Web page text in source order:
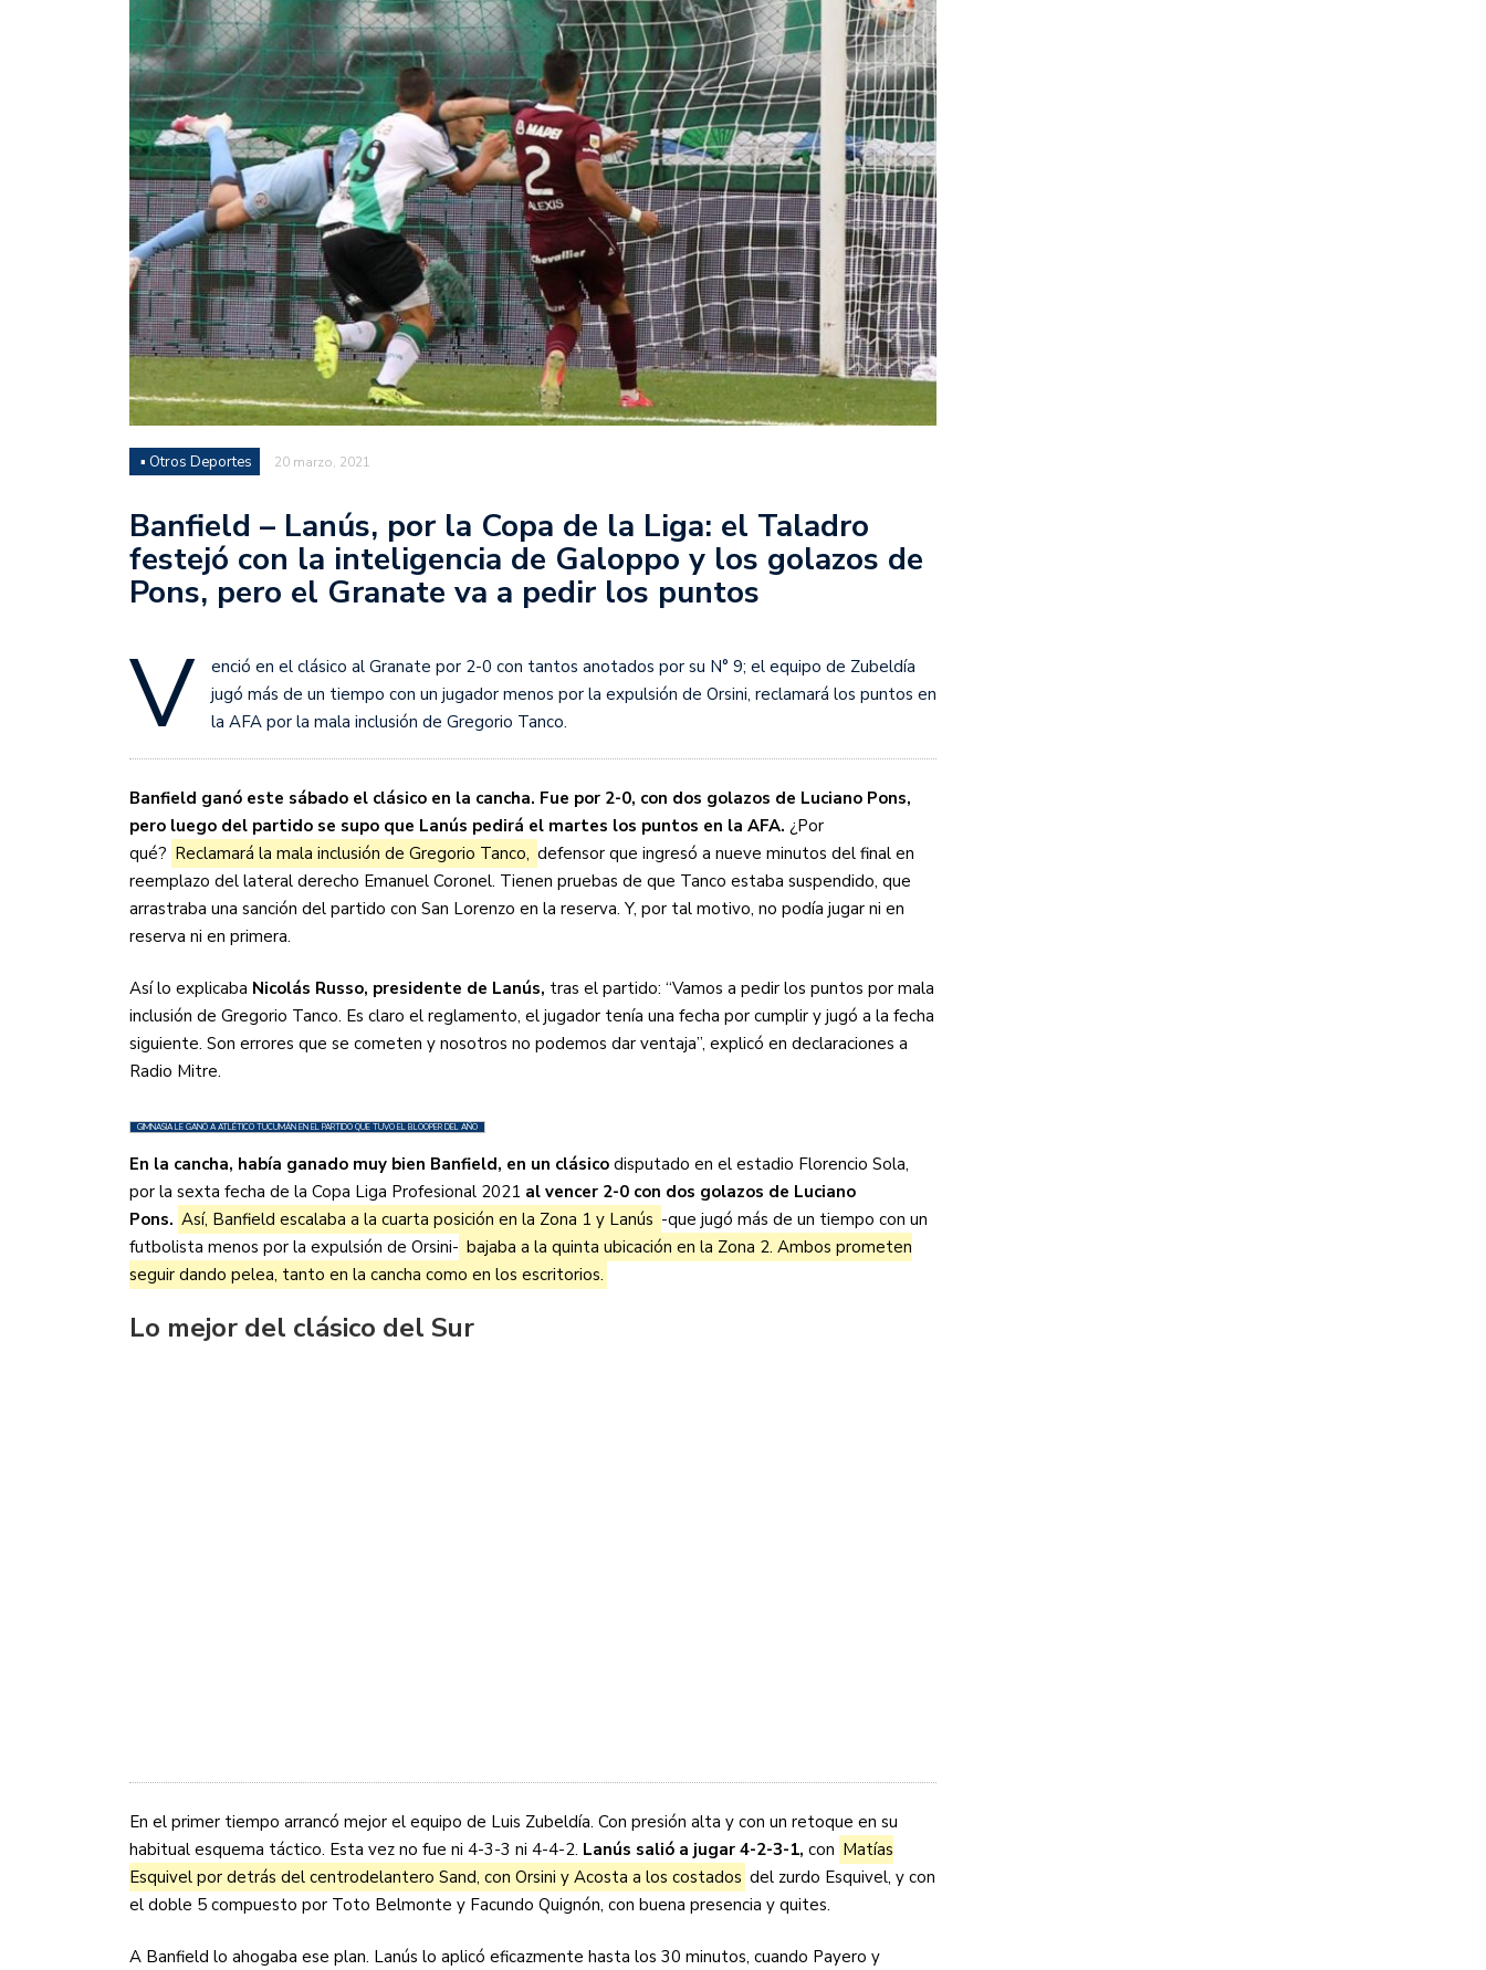
en la historia grande del club”
Nicolás Otamendi regresa al fútbol argentino después de 16 años: del orgullo
de Vélez a la pasión por River
Boca ganó con lo justo ante O’Higgins gracias a la jerarquía de Paredes: una
diferencia y un juego que no dan paz para ir a Rancagua
El Nacional de Clubes A llega a Córdoba con el histórico regreso de Diego
Simonet
Lista de la selección femenina de Argentina para la Copa Mundial de Hockey FIH
2026
Lista de la selección masculina de Argentina para la Copa Mundial de Hockey
FIH 2026
Sudamericana
Empieza el Clausura: las diez cosas que tenés que saber
▪ Otros Deportes 20 marzo, 2021
Banfield – Lanús, por la Copa de la Liga: el Taladro
festejó con la inteligencia de Galoppo y los golazos de
Pons, pero el Granate va a pedir los puntos
V
enció en el clásico al Granate por 2-0 con tantos anotados por su N° 9; el equipo de Zubeldía
jugó más de un tiempo con un jugador menos por la expulsión de Orsini, reclamará los puntos en
la AFA por la mala inclusión de Gregorio Tanco.
Banfield ganó este sábado el clásico en la cancha. Fue por 2-0, con dos golazos de Luciano Pons,
pero luego del partido se supo que Lanús pedirá el martes los puntos en la AFA. ¿Por
qué? Reclamará la mala inclusión de Gregorio Tanco, defensor que ingresó a nueve minutos del final en
reemplazo del lateral derecho Emanuel Coronel. Tienen pruebas de que Tanco estaba suspendido, que
arrastraba una sanción del partido con San Lorenzo en la reserva. Y, por tal motivo, no podía jugar ni en
reserva ni en primera.
Así lo explicaba Nicolás Russo, presidente de Lanús, tras el partido: “Vamos a pedir los puntos por mala
inclusión de Gregorio Tanco. Es claro el reglamento, el jugador tenía una fecha por cumplir y jugó a la fecha
siguiente. Son errores que se cometen y nosotros no podemos dar ventaja”, explicó en declaraciones a
Radio Mitre.
GIMNASIA LE GANÓ A ATLÉTICO TUCUMÁN EN EL PARTIDO QUE TUVO EL BLOOPER DEL AÑO
En la cancha, había ganado muy bien Banfield, en un clásico disputado en el estadio Florencio Sola,
por la sexta fecha de la Copa Liga Profesional 2021 al vencer 2-0 con dos golazos de Luciano
Pons. Así, Banfield escalaba a la cuarta posición en la Zona 1 y Lanús -que jugó más de un tiempo con un
futbolista menos por la expulsión de Orsini- bajaba a la quinta ubicación en la Zona 2. Ambos prometen
seguir dando pelea, tanto en la cancha como en los escritorios.
Lo mejor del clásico del Sur
En el primer tiempo arrancó mejor el equipo de Luis Zubeldía. Con presión alta y con un retoque en su
habitual esquema táctico. Esta vez no fue ni 4-3-3 ni 4-4-2. Lanús salió a jugar 4-2-3-1, con Matías
Esquivel por detrás del centrodelantero Sand, con Orsini y Acosta a los costados del zurdo Esquivel, y con
el doble 5 compuesto por Toto Belmonte y Facundo Quignón, con buena presencia y quites.
A Banfield lo ahogaba ese plan. Lanús lo aplicó eficazmente hasta los 30 minutos, cuando Payero y